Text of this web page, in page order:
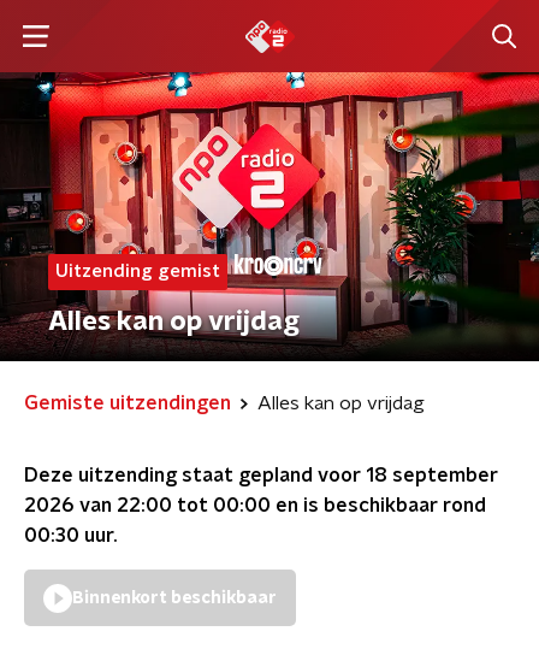
Uitzending gemist
Alles kan op vrijdag
Gemiste uitzendingen Alles kan op vrijdag
Deze uitzending staat gepland voor 18 september
2026 van 22:00 tot 00:00 en is beschikbaar rond
00:30 uur.
Binnenkort beschikbaar